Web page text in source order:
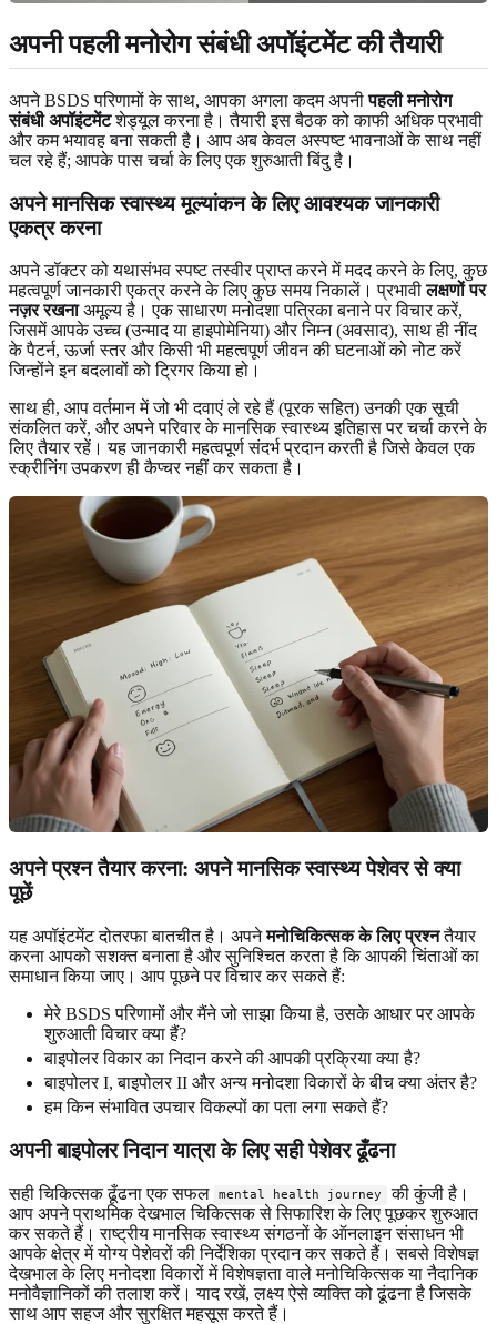
अपनी पहली मनोरोग संबंधी अपॉइंटमेंट की तैयारी
अपने BSDS परिणामों के साथ, आपका अगला कदम अपनीपहली मनोरोग
संबंधी अपॉइंटमेंटशेड्यूल करना है। तैयारी इस बैठक को काफी अधिक प्रभावी
और कम भयावह बना सकती है। आप अब केवल अस्पष्ट भावनाओं के साथ नहीं
चल रहे हैं; आपके पास चर्चा के लिए एक शुरुआती बिंदु है।
अपने मानसिक स्वास्थ्य मूल्यांकन के लिए आवश्यक जानकारी
एकत्र करना
अपने डॉक्टर को यथासंभव स्पष्ट तस्वीर प्राप्त करने में मदद करने के लिए, कुछ
महत्वपूर्ण जानकारी एकत्र करने के लिए कुछ समय निकालें। प्रभावीलक्षणों पर
नज़र रखनाअमूल्य है। एक साधारण मनोदशा पत्रिका बनाने पर विचार करें,
जिसमें आपके उच्च (उन्माद या हाइपोमेनिया) और निम्न (अवसाद), साथ ही नींद
के पैटर्न, ऊर्जा स्तर और किसी भी महत्वपूर्ण जीवन की घटनाओं को नोट करें
जिन्होंने इन बदलावों को ट्रिगर किया हो।
साथ ही, आप वर्तमान में जो भी दवाएं ले रहे हैं (पूरक सहित) उनकी एक सूची
संकलित करें, और अपने परिवार के मानसिक स्वास्थ्य इतिहास पर चर्चा करने के
लिए तैयार रहें। यह जानकारी महत्वपूर्ण संदर्भ प्रदान करती है जिसे केवल एक
स्क्रीनिंग उपकरण ही कैप्चर नहीं कर सकता है।
अपने प्रश्न तैयार करना: अपने मानसिक स्वास्थ्य पेशेवर से क्या
पूछें
यह अपॉइंटमेंट दोतरफा बातचीत है। अपनेमनोचिकित्सक के लिए प्रश्नतैयार
करना आपको सशक्त बनाता है और सुनिश्चित करता है कि आपकी चिंताओं का
समाधान किया जाए। आप पूछने पर विचार कर सकते हैं:
मेरे BSDS परिणामों और मैंने जो साझा किया है, उसके आधार पर आपके
शुरुआती विचार क्या हैं?
बाइपोलर विकार का निदान करने की आपकी प्रक्रिया क्या है?
बाइपोलर I, बाइपोलर II और अन्य मनोदशा विकारों के बीच क्या अंतर है?
हम किन संभावित उपचार विकल्पों का पता लगा सकते हैं?
अपनी बाइपोलर निदान यात्रा के लिए सही पेशेवर ढूँढना
सही चिकित्सक ढूँढना एक सफल mental health journey
की कुंजी है।
आप अपने प्राथमिक देखभाल चिकित्सक से सिफारिश के लिए पूछकर शुरुआत
कर सकते हैं। राष्ट्रीय मानसिक स्वास्थ्य संगठनों के ऑनलाइन संसाधन भी
आपके क्षेत्र में योग्य पेशेवरों की निर्देशिका प्रदान कर सकते हैं। सबसे विशेषज्ञ
देखभाल के लिए मनोदशा विकारों में विशेषज्ञता वाले मनोचिकित्सक या नैदानिक ​​
मनोवैज्ञानिकों की तलाश करें। याद रखें, लक्ष्य ऐसे व्यक्ति को ढूंढना है जिसके
साथ आप सहज और सुरक्षित महसूस करते हैं।